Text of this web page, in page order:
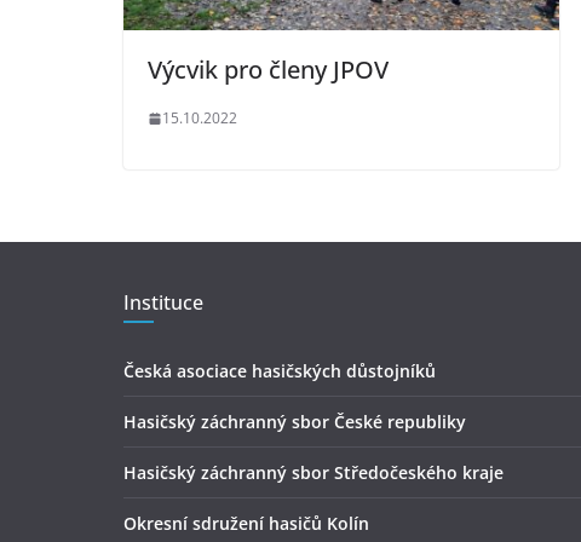
Výcvik pro členy JPOV
15.10.2022
Instituce
Česká asociace hasičských důstojníků
Hasičský záchranný sbor České republiky
Hasičský záchranný sbor Středočeského kraje
Okresní sdružení hasičů Kolín